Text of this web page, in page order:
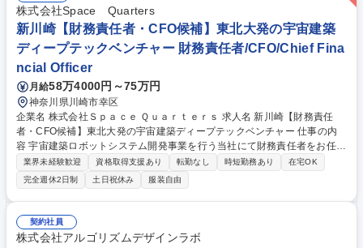
チームでフォローし合って案件を進めていただきます。専門的な知識を習
得して頂くため、育成期間を設け丁寧に指導し業務を覚えていただきま
す。また営業の際は社用車の使用が可能です。 募集職種 【愛知/既存営業
(プラスチック製品)】年休125日/★大手自動車メーカーへの提案
株式会社Space Quarters
新川崎【財務責任者・CFO候補】東北大発の宇宙建築
ディープテックベンチャー 財務責任者/CFO/Chief Fina
ncial Officer
月給58万4000円～75万円
神奈川県川崎市幸区
企業名 株式会社Ｓｐａｃｅ Ｑｕａｒｔｅｒｓ 求人名 新川崎【財務責任
者・CFO候補】東北大発の宇宙建築ディープテックベンチャー 仕事の内
容 宇宙建築ロボットシステム開発事業を行う当社にて財務責任者をお任せ
します。事業成長を財務面からリードする重要なミッションです。 ・資金
調達に向けた戦略立案・資料作成（VC対応含む） ・財務モデルの策定と
予実管理 ・事業成長を支える財務戦略の立案・実行 ・経営陣と連携した
財務面からの意思決定支援 募集職種 新川崎【財務責任者・CFO候補】東
北大発の宇宙建築ディープテックベンチャー
業界未経験歓迎 資格取得支援あり 転勤なし 時短勤務あり
在宅OK
完全週休2日制
土日祝休み 服装自由
契約社員
株式会社アルゴリズムデザインラボ